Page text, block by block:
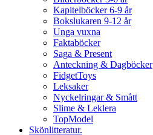
Kapitelböcker 6-9 år
Bokslukaren 9-12 år
Unga vuxna
Faktaböcker
Saga & Present
Anteckning & Dagböcker
FidgetToys
Leksaker
Nyckelringar & Smått
Slime & Leklera
TopModel
Skönlitteratur.